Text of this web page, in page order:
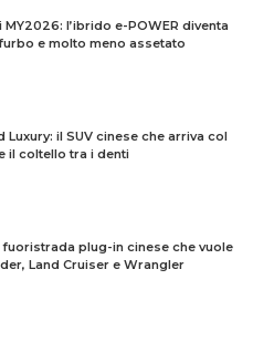
l’ibrido e-POWER diventa
e molto meno assetato
Luxury: il SUV cinese che arriva col
il coltello tra i denti
fuoristrada plug-in cinese che vuole
Land Cruiser e Wrangler